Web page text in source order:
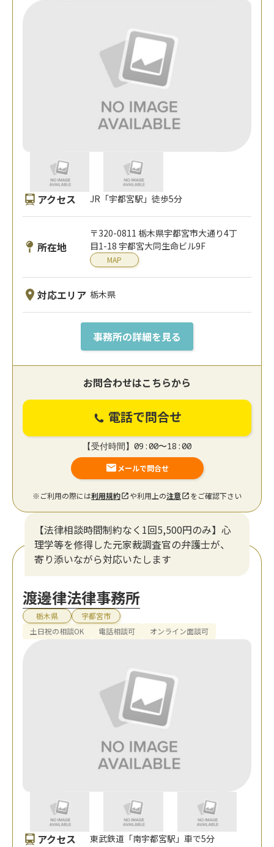
アクセス JR「宇都宮駅」徒歩5分
所在地
〒320-0811 栃木県宇都宮市大通り4丁
目1-18 宇都宮大同生命ビル9F
MAP
対応エリア 栃木県
事務所の詳細を見る
お問合わせはこちらから
電話で問合せ
【受付時間】09:00〜18:00
メールで問合せ
※ご利用の際には利用規約 や利用上の注意 をご確認下さい
【法律相談時間制約なく1回5,500円のみ】心
理学等を修得した元家裁調査官の弁護士が、
寄り添いながら対応いたします
渡邊律法律事務所
栃木県
宇都宮市
土日祝の相談OK
電話相談可 オンライン面談可
アクセス 東武鉄道「南宇都宮駅」車で5分